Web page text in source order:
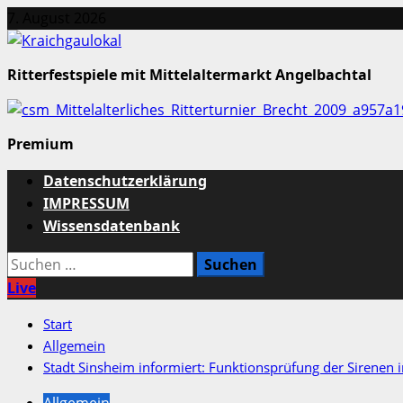
Inhalt
Ritterfestspiele mit Mittelaltermarkt Angelbachtal
Premium
Primäres
Menü
Datenschutzerklärung
IMPRESSUM
Wissensdatenbank
Suchen
nach:
Live
Start
Allgemein
Stadt Sinsheim informiert: Funktionsprüfung der Sirenen